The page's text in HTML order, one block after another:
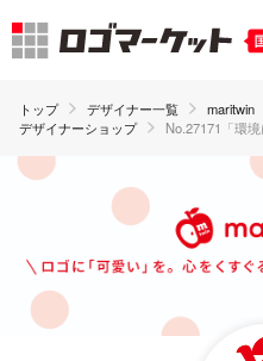
トップ デザイナー一覧
maritwin
デザイナーショップ
No.27171「環境